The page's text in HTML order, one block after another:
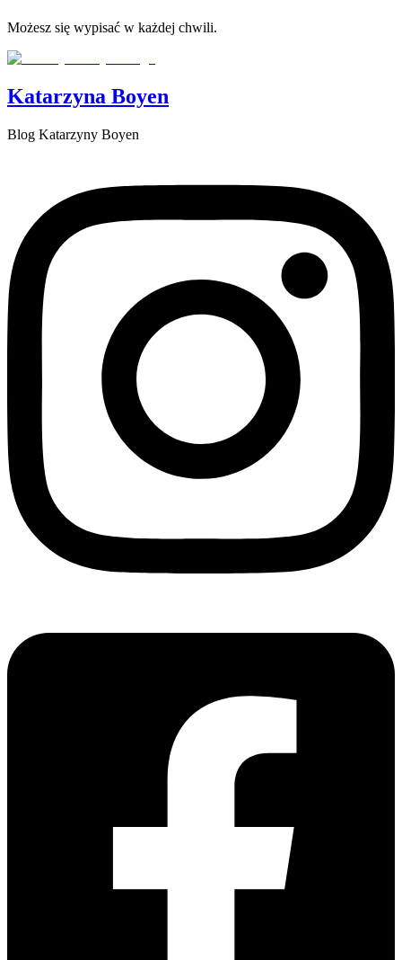
Możesz się wypisać w każdej chwili.
Katarzyna Boyen
Blog Katarzyny Boyen